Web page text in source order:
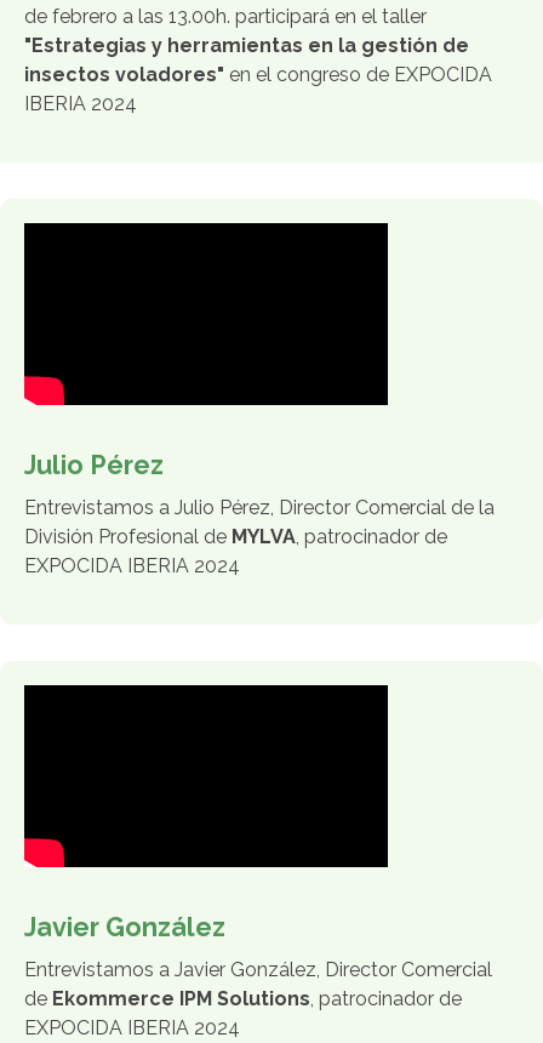
de febrero a las 13.00h. participará en el taller
"Estrategias y herramientas en la gestión de
insectos voladores" en el congreso de EXPOCIDA
IBERIA 2024
Julio Pérez
Entrevistamos a Julio Pérez, Director Comercial de la
División Profesional de MYLVA, patrocinador de
EXPOCIDA IBERIA 2024
Javier González
Entrevistamos a Javier González, Director Comercial
de Ekommerce IPM Solutions, patrocinador de
EXPOCIDA IBERIA 2024